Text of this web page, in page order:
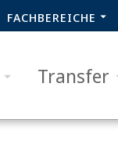
FACHBEREICHE
Transfer